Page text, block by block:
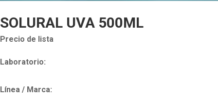
SOLURAL UVA 500ML
Precio de lista
Laboratorio:
Línea / Marca: